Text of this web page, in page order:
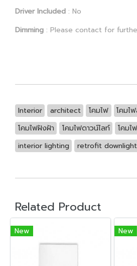
Driver Included : No
Dimming : Please contact for
Interior architect โคมไฟ
โคมไ
โคมไฟฝังฝ้า
โคมไฟดาวน์ไลท์
โคมไ
interior lighting
retrofit downlight
Related Product
New New